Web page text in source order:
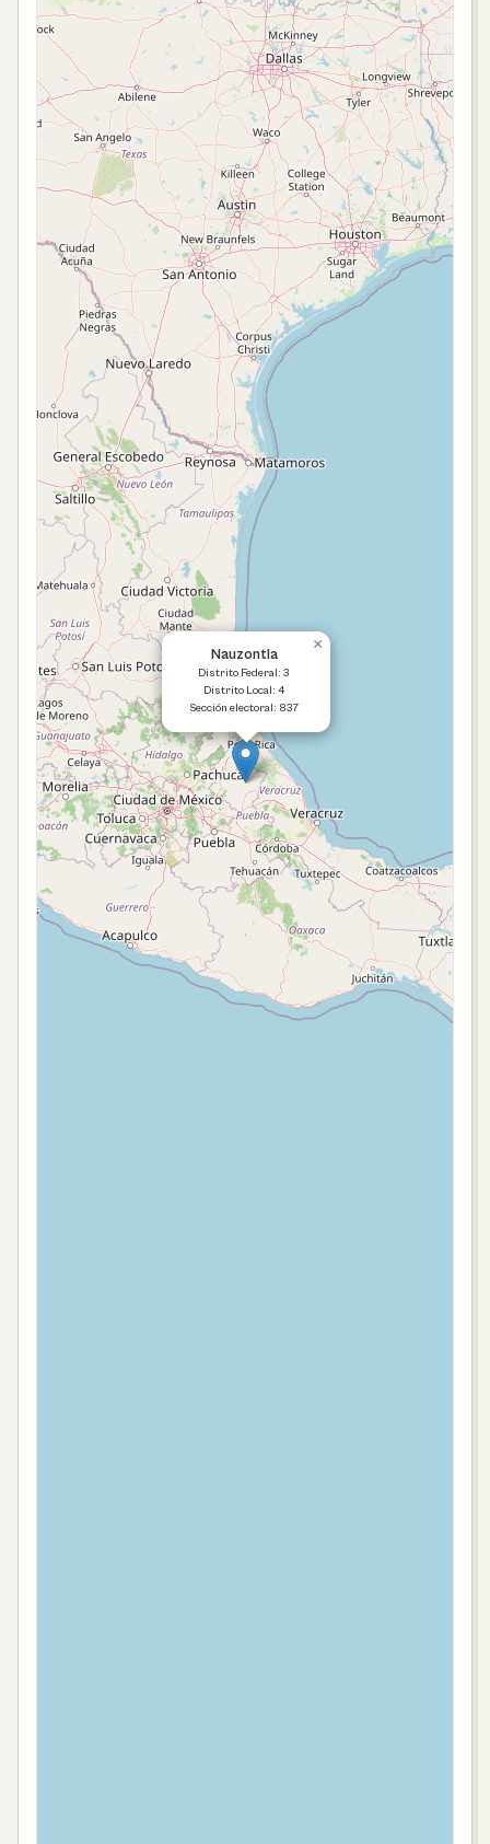
Nauzontla
Distrito Federal: 3
Distrito Local: 4
Sección electoral: 837
×